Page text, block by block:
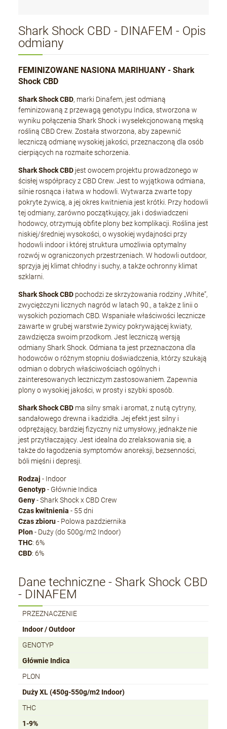
Shark Shock CBD - DINAFEM - Opis
odmiany
FEMINIZOWANE NASIONA MARIHUANY -Shark
Shock CBD
Shark Shock CBD, marki Dinafem, jest odmianą
feminizowaną z przewagą genotypu Indica, stworzona w
wyniku połączenia Shark Shock i wyselekcjonowaną męską
rośliną CBD Crew. Została stworzona, aby zapewnić
leczniczą odmianę wysokiej jakości, przeznaczoną dla osób
cierpiących na rozmaite schorzenia.
Shark Shock CBD jest owocem projektu prowadzonego w
ścisłej współpracy z CBD Crew. Jest to wyjątkowa odmiana,
silnie rosnąca i łatwa w hodowli. Wytwarza zwarte topy
pokryte żywicą, a jej okres kwitnienia jest krótki. Przy hodowli
tej odmiany, zarówno początkujący, jak i doświadczeni
hodowcy, otrzymują obfite plony bez komplikacji. Roślina jest
niskiej/średniej wysokości, o wysokiej wydajności przy
hodowli indoor i której struktura umożliwia optymalny
rozwój w ograniczonych przestrzeniach. W hodowli outdoor,
sprzyja jej klimat chłodny i suchy, a także ochronny klimat
szklarni.
Shark Shock CBD pochodzi ze skrzyżowania rodziny „White”,
zwyciężczyni licznych nagród w latach 90., a także z linii o
wysokich poziomach CBD. Wspaniałe właściwości lecznicze
zawarte w grubej warstwie żywicy pokrywającej kwiaty,
zawdzięcza swoim przodkom. Jest leczniczą wersją
odmiany Shark Shock. Odmiana ta jest przeznaczona dla
hodowców o różnym stopniu doświadczenia, którzy szukają
odmian o dobrych właściwościach ogólnych i
zainteresowanych leczniczym zastosowaniem. Zapewnia
plony o wysokiej jakości, w prosty i szybki sposób.
Shark Shock CBD ma silny smak i aromat, z nutą cytryny,
sandałowego drewna i kadzidła. Jej efekt jest silny i
odprężający, bardziej fizyczny niż umysłowy, jednakże nie
jest przytłaczający. Jest idealna do zrelaksowania się, a
także do łagodzenia symptomów anoreksji, bezsenności,
bóli mięśni i depresji.
Rodzaj - Indoor
Genotyp- Głównie Indica
Geny- Shark Shock x CBD Crew
Czas kwitnienia - 55 dni
Czas zbioru- Polowa pazdziernika
Plon- Duży (do 500g/m2 Indoor)
THC: 6%
CBD: 6%
Dane techniczne - Shark Shock CBD
- DINAFEM
PRZEZNACZENIE
Indoor / Outdoor
GENOTYP
Głównie Indica
PLON
Duży XL (450g-550g/m2 Indoor)
THC
1-9%